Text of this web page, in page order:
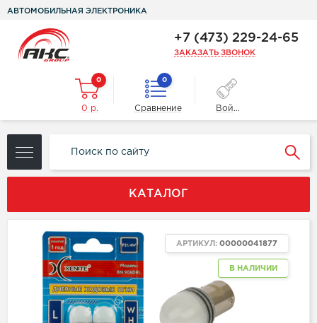
АВТОМОБИЛЬНАЯ ЭЛЕКТРОНИКА
+7 (473) 229-24-65
ЗАКАЗАТЬ ЗВОНОК
0
0 р.
0
Сравнение Войти
КАТАЛОГ
В НАЛИЧИИ
АРТИКУЛ: 00000041877